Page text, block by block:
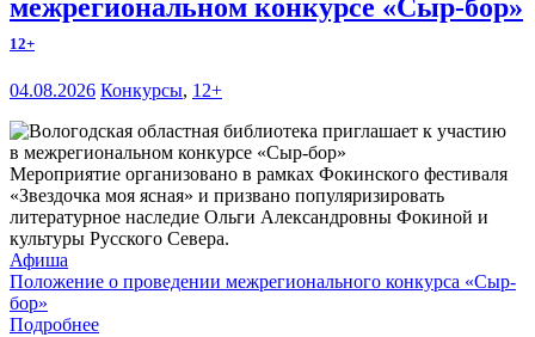
межрегиональном конкурсе «Сыр-бор»
12+
04.08.2026 Конкурсы, 12+
Мероприятие организовано в рамках Фокинского фестиваля
«Звездочка моя ясная» и призвано популяризировать
литературное наследие Ольги Александровны Фокиной и
культуры Русского Севера.
Афиша
Положение о проведении межрегионального конкурса «Сыр-
бор»
Подробнее